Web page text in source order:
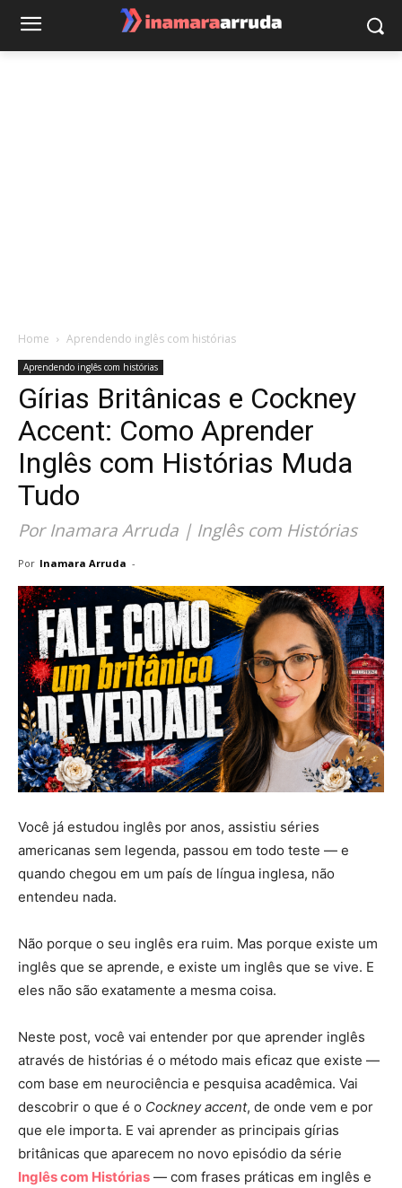
Home Aprendendo inglês com histórias
Aprendendo inglês com histórias
Gírias Britânicas e Cockney
Accent: Como Aprender
Inglês com Histórias Muda
Tudo
Por Inamara Arruda | Inglês com Histórias
Por Inamara Arruda -
Você já estudou inglês por anos, assistiu séries
americanas sem legenda, passou em todo teste — e
quando chegou em um país de língua inglesa, não
entendeu nada.
Não porque o seu inglês era ruim. Mas porque existe um
inglês que se aprende, e existe um inglês que se vive. E
eles não são exatamente a mesma coisa.
Neste post, você vai entender por que aprender inglês
através de histórias é o método mais eficaz que existe —
com base em neurociência e pesquisa acadêmica. Vai
descobrir o que é o Cockney accent, de onde vem e por
que ele importa. E vai aprender as principais gírias
britânicas que aparecem no novo episódio da série
Inglês com Histórias — com frases práticas em inglês e